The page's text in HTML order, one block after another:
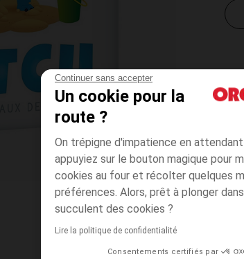
Continuer sans accepter
Un cookie pour la
route ?
On trépigne d'impatience en
appuyiez sur le bouton magique pour
cookies au four et récolter quelques
préférences. Alors, prêt à plonger
succulent des cookies ?
Lire la politique de confidentialité
Consentements certifiés par